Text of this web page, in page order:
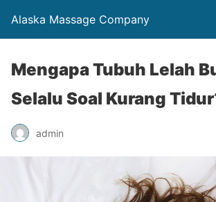
Alaska Massage Company
Mengapa Tubuh Lelah
Selalu Soal Kurang
admin